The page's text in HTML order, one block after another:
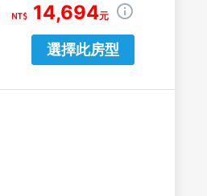
14,694元
選擇此房型